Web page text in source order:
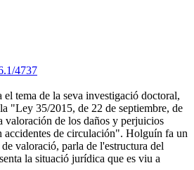
4737
tema de la seva investigació doctoral,
"Ley 35/2015, de 22 de septiembre, de
valoración de los daños y perjuicios
accidentes de circulación". Holguín fa un
valoració, parla de l'estructura del
la situació jurídica que es viu a